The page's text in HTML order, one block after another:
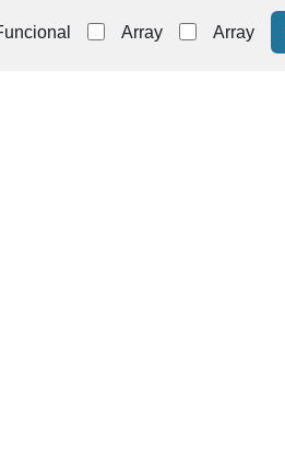
01 NOV 2026
FIESTAS DEL MOSTO
Array Array